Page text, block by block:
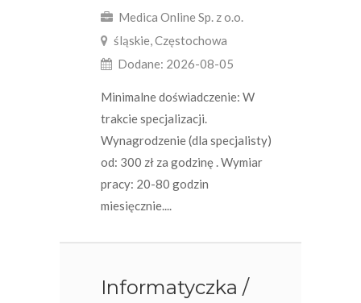
Medica Online Sp. z o.o.
śląskie, Częstochowa
Dodane: 2026-08-05
Minimalne doświadczenie: W
trakcie specjalizacji.
Wynagrodzenie (dla specjalisty)
od: 300 zł za godzinę . Wymiar
pracy: 20-80 godzin
miesięcznie....
Informatyczka /